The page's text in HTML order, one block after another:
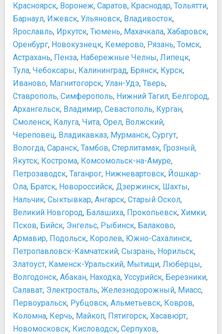
Красноярск, Воронеж, Саратов, Краснодар, Тольятти,
Барнаул, Ижевск, Ульяновск, Владивосток,
Ярославль, Иркутск, Тюмень, Махачкала, Хабаровск,
Оренбург, Новокузнецк, Кемерово, Рязань, Томск,
Астрахань, Пенза, Набережные Челны, Липецк,
Тула, Чебоксары, Калининград, Брянск, Курск,
Иваново, Магнитогорск, Улан-Удэ, Тверь,
Ставрополь, Симферополь, Нижний Тагил, Белгород,
Архангельск, Владимир, Севастополь, Курган,
Смоленск, Калуга, Чита, Орел, Волжский,
Череповец, Владикавказ, Мурманск, Сургут,
Вологда, Саранск, Тамбов, Стерлитамак, Грозный,
Якутск, Кострома, Комсомольск-на-Амуре,
Петрозаводск, Таганрог, Нижневартовск, Йошкар-
Ола, Братск, Новороссийск, Дзержинск, Шахты,
Нальчик, Сыктывкар, Ангарск, Старый Оскол,
Великий Новгород, Балашиха, Прокопьевск, Химки,
Псков, Бийск, Энгельс, Рыбинск, Балаково,
Армавир, Подольск, Королев, Южно-Сахалинск,
Петропавловск-Камчатский, Сызрань, Норильск,
Златоуст, Каменск-Уральский, Мытищи, Люберцы,
Волгодонск, Абакан, Находка, Уссурийск, Березники,
Салават, Электросталь, Железнодорожный, Миасс,
Первоуральск, Рубцовск, Альметьевск, Ковров,
Коломна, Керчь, Майкоп, Пятигорск, Хасавюрт,
Новомосковск, Кисловодск, Серпухов,